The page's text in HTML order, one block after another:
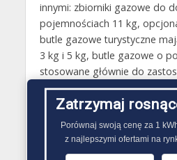
innymi: zbiorniki gazowe do
pojemnościach 11 kg,
butle gazowe turystyczne
3 kg i 5 kg, butle gazowe o
stosowane głównie do
przemysłowej czasem
butle gazowe 11 kg
widłowych napędzanych
natomiast o materiał, z
butle gazowe, zazwyczaj
Zatrzymaj
Porównaj swoją cenę za 1
z najlepszymi ofertami na